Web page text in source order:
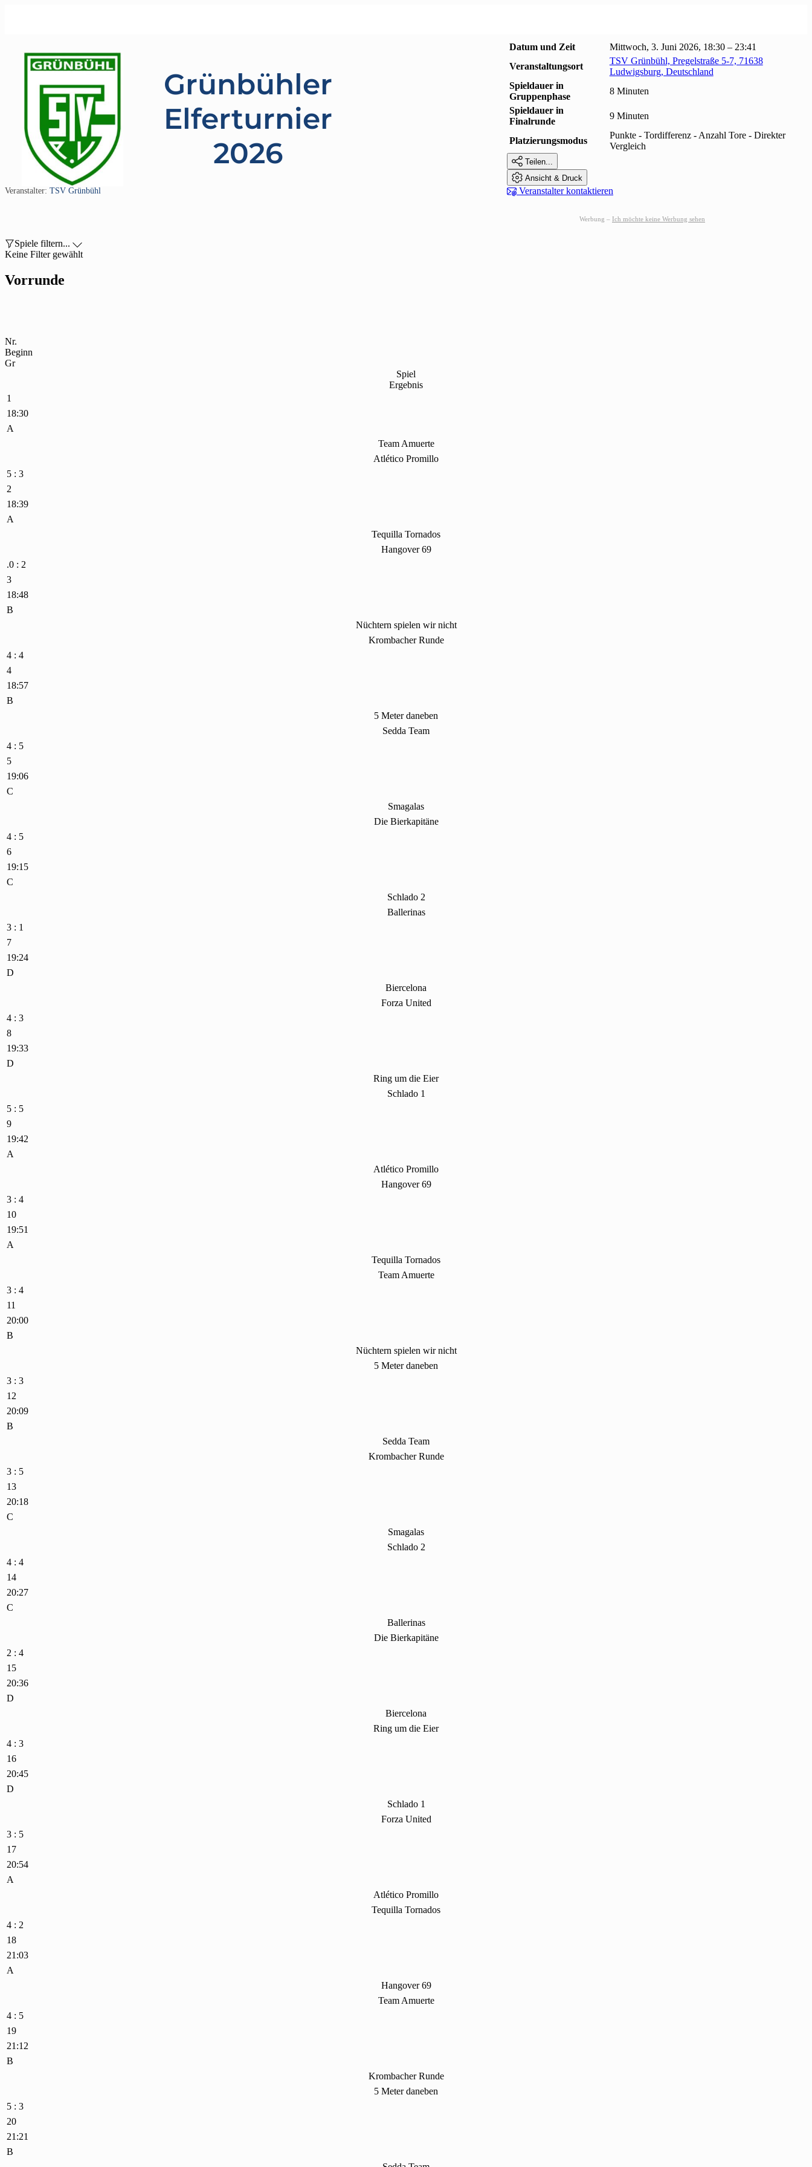
Veranstalter: TSV Grünbühl
Grünbühler
Elferturnier
2026
Datum und Zeit
Mittwoch, 3. Juni 2026, 18:30 – 23:41
Veranstaltungsort
TSV Grünbühl, Pregelstraße 5-7, 71638
Ludwigsburg, Deutschland
Spieldauer in
Gruppenphase
8 Minuten
Spieldauer in
Finalrunde
9 Minuten
Platzierungsmodus
Punkte - Tordifferenz - Anzahl Tore - Direkter
Vergleich
 Teilen...
 Ansicht & Druck
 Veranstalter kontaktieren
Werbung – Ich möchte keine Werbung sehen
Spiele filtern... 
Keine Filter gewählt
Vorrunde
Nr.
Beginn
Gr
Spiel
Ergebnis
1
18:30
A
Team Amuerte
Atlético Promillo
5 : 3
2
18:39
A
Tequilla Tornados
Hangover 69
.0 : 2
3
18:48
B
Nüchtern spielen wir nicht
Krombacher Runde
4 : 4
4
18:57
B
5 Meter daneben
Sedda Team
4 : 5
5
19:06
C
Smagalas
Die Bierkapitäne
4 : 5
6
19:15
C
Schlado 2
Ballerinas
3 : 1
7
19:24
D
Biercelona
Forza United
4 : 3
8
19:33
D
Ring um die Eier
Schlado 1
5 : 5
9
19:42
A
Atlético Promillo
Hangover 69
3 : 4
10
19:51
A
Tequilla Tornados
Team Amuerte
3 : 4
11
20:00
B
Nüchtern spielen wir nicht
5 Meter daneben
3 : 3
12
20:09
B
Sedda Team
Krombacher Runde
3 : 5
13
20:18
C
Smagalas
Schlado 2
4 : 4
14
20:27
C
Ballerinas
Die Bierkapitäne
2 : 4
15
20:36
D
Biercelona
Ring um die Eier
4 : 3
16
20:45
D
Schlado 1
Forza United
3 : 5
17
20:54
A
Atlético Promillo
Tequilla Tornados
4 : 2
18
21:03
A
Hangover 69
Team Amuerte
4 : 5
19
21:12
B
Krombacher Runde
5 Meter daneben
5 : 3
20
21:21
B